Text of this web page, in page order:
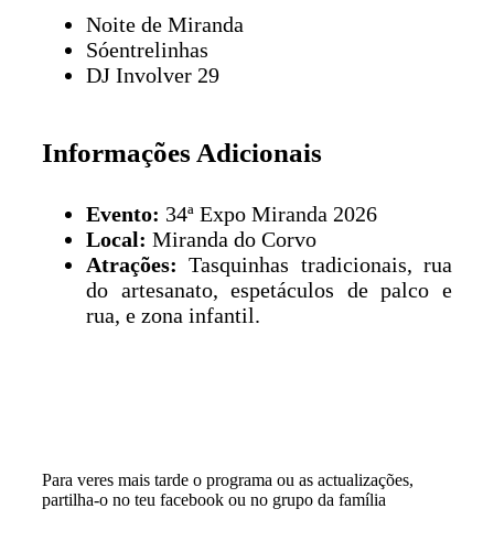
Noite de Miranda
Sóentrelinhas
DJ Involver 29
Informações Adicionais
Evento: 34ª Expo Miranda 2026
Local: Miranda do Corvo
Atrações: Tasquinhas tradicionais, rua
do artesanato, espetáculos de palco e
rua, e zona infantil.
Para veres mais tarde o programa ou as actualizações,
partilha-o no teu facebook ou no grupo da família